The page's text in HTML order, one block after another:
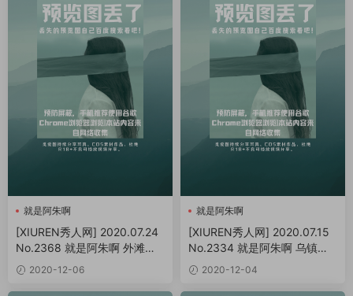
就是阿朱啊
[XIUREN秀人网] 2020.07.24
No.2368 就是阿朱啊 外滩天
台主题[40P/80.9MB]
2020-12-06
就是阿朱啊
[XIUREN秀人网] 2020.07.15
No.2334 就是阿朱啊 乌镇旅
拍写真[52P/105MB]
2020-12-04